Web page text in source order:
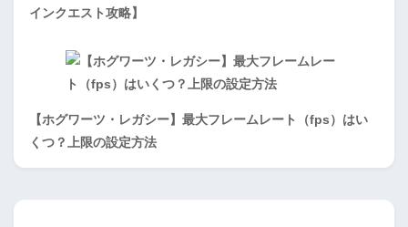
インクエスト攻略】
【ホグワーツ・レガシー】最大フレームレート（fps）はい
くつ？上限の設定方法